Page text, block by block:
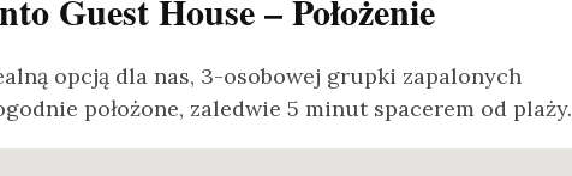
Guest House – Położenie
opcją dla nas, 3-osobowej grupki zapalonych
położone, zaledwie 5 minut spacerem od plaży.